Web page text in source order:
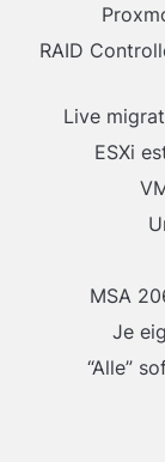
RAID
Live
ESXi
MSA
Je
“Alle”